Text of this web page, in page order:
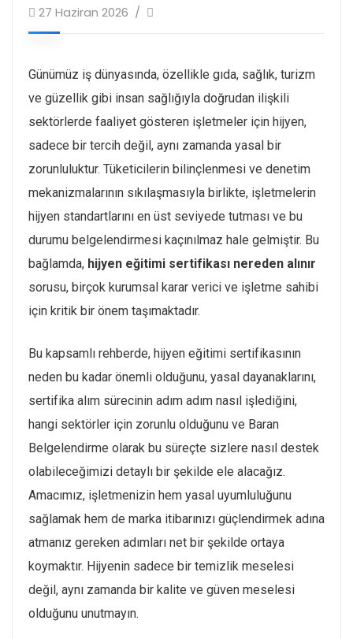
27 Haziran 2026
Günümüz iş dünyasında, özellikle gıda, sağlık, turizm
ve güzellik gibi insan sağlığıyla doğrudan ilişkili
sektörlerde faaliyet gösteren işletmeler için hijyen,
sadece bir tercih değil, aynı zamanda yasal bir
zorunluluktur. Tüketicilerin bilinçlenmesi ve denetim
mekanizmalarının sıkılaşmasıyla birlikte, işletmelerin
hijyen standartlarını en üst seviyede tutması ve bu
durumu belgelendirmesi kaçınılmaz hale gelmiştir. Bu
bağlamda, hijyen eğitimi sertifikası nereden alınır
sorusu, birçok kurumsal karar verici ve işletme sahibi
için kritik bir önem taşımaktadır.
Bu kapsamlı rehberde, hijyen eğitimi sertifikasının
neden bu kadar önemli olduğunu, yasal dayanaklarını,
sertifika alım sürecinin adım adım nasıl işlediğini,
hangi sektörler için zorunlu olduğunu ve Baran
Belgelendirme olarak bu süreçte sizlere nasıl destek
olabileceğimizi detaylı bir şekilde ele alacağız.
Amacımız, işletmenizin hem yasal uyumluluğunu
sağlamak hem de marka itibarınızı güçlendirmek adına
atmanız gereken adımları net bir şekilde ortaya
koymaktır. Hijyenin sadece bir temizlik meselesi
değil, aynı zamanda bir kalite ve güven meselesi
olduğunu unutmayın.